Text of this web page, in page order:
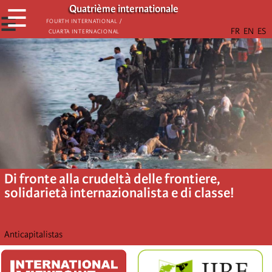
Skip
to
main
content
Quatrième internationale
Fourth International /
Cuarta Internacional
☰
☰
Di fronte alla crudeltà delle frontiere,
solidarietà internazionalista e di classe!
Anticapitalistas